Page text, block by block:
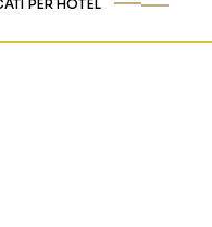
PER HOTEL